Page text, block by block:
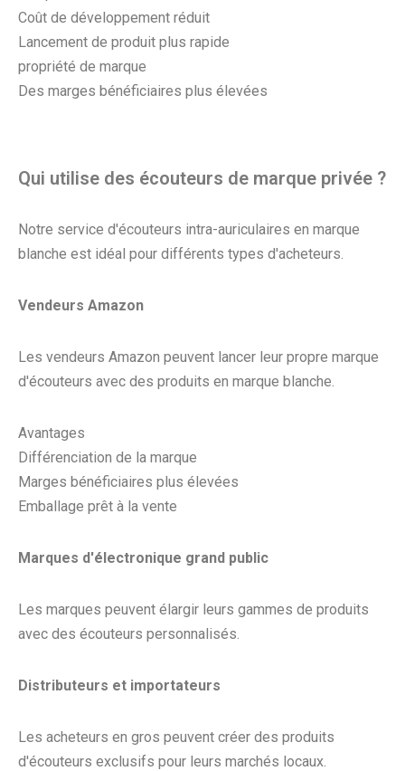
Coût de développement réduit
Lancement de produit plus rapide
propriété de marque
Des marges bénéficiaires plus élevées
Qui utilise des écouteurs de marque privée ?
Notre service d'écouteurs intra-auriculaires en marque
blanche est idéal pour différents types d'acheteurs.
Vendeurs Amazon
Les vendeurs Amazon peuvent lancer leur propre marque
d'écouteurs avec des produits en marque blanche.
Avantages
Différenciation de la marque
Marges bénéficiaires plus élevées
Emballage prêt à la vente
Marques d'électronique grand public
Les marques peuvent élargir leurs gammes de produits
avec des écouteurs personnalisés.
Distributeurs et importateurs
Les acheteurs en gros peuvent créer des produits
d'écouteurs exclusifs pour leurs marchés locaux.